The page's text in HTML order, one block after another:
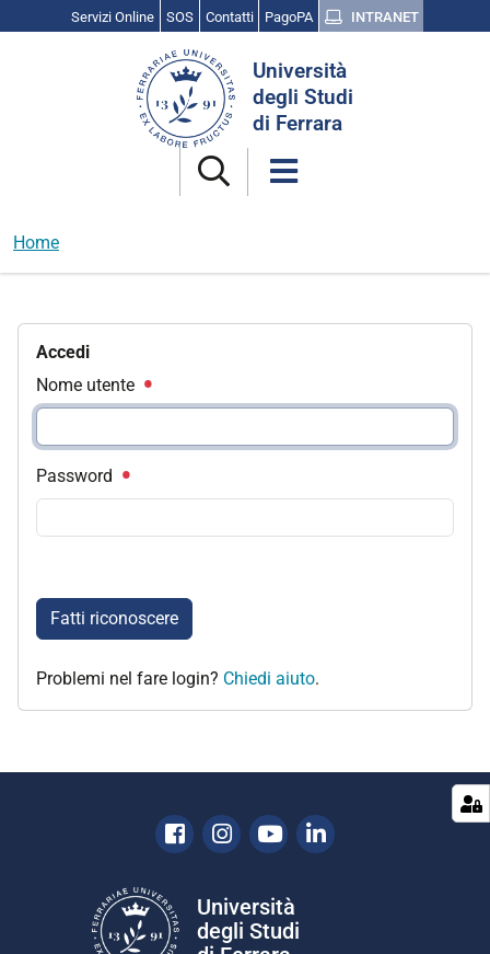
Servizi Online SOS Contatti PagoPA INTRANET
Università
degli Studi
di Ferrara
Home
Accedi
Nome utente
Password
Fatti riconoscere
Problemi nel fare login? Chiedi aiuto.
Facebook
Instagram
YoutubeLinkedin
Università
degli Studi